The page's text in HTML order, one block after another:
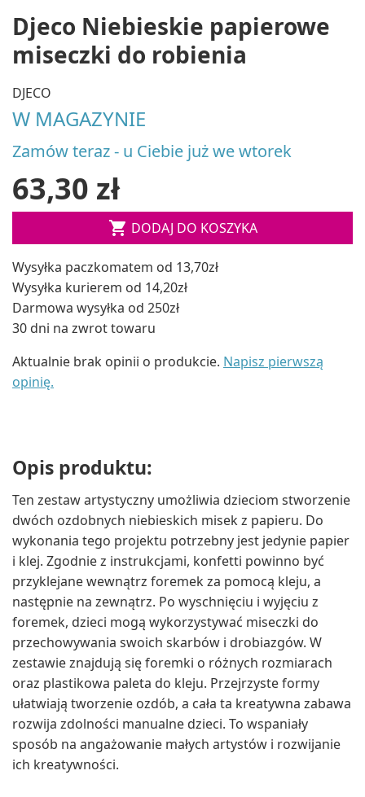
Djeco Niebieskie papierowe
miseczki do robienia
DJECO
W MAGAZYNIE
Zamów teraz - u Ciebie już we wtorek
63,30 zł
 DODAJ DO KOSZYKA
Wysyłka paczkomatem od 13,70zł
Wysyłka kurierem od 14,20zł
Darmowa wysyłka od 250zł
30 dni na zwrot towaru
Aktualnie brak opinii o produkcie. Napisz pierwszą
opinię.
Opis produktu:
Ten zestaw artystyczny umożliwia dzieciom stworzenie
dwóch ozdobnych niebieskich misek z papieru. Do
wykonania tego projektu potrzebny jest jedynie papier
i klej. Zgodnie z instrukcjami, konfetti powinno być
przyklejane wewnątrz foremek za pomocą kleju, a
następnie na zewnątrz. Po wyschnięciu i wyjęciu z
foremek, dzieci mogą wykorzystywać miseczki do
przechowywania swoich skarbów i drobiazgów. W
zestawie znajdują się foremki o różnych rozmiarach
oraz plastikowa paleta do kleju. Przejrzyste formy
ułatwiają tworzenie ozdób, a cała ta kreatywna zabawa
rozwija zdolności manualne dzieci. To wspaniały
sposób na angażowanie małych artystów i rozwijanie
ich kreatywności.